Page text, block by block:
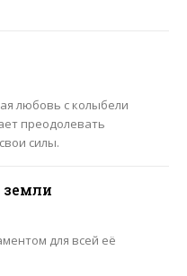
любовь с колыбели
преодолевать
силы.
земли
для всей её